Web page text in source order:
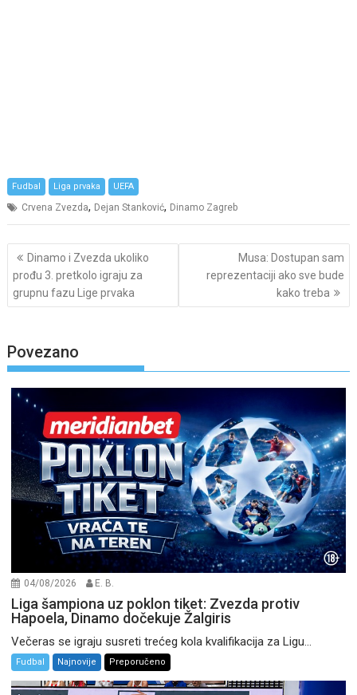
Fudbal Liga prvaka UEFA
Crvena Zvezda, Dejan Stanković, Dinamo Zagreb
Post
navigation
Dinamo i Zvezda ukoliko
prođu 3. pretkolo igraju za
grupnu fazu Lige prvaka
Musa: Dostupan sam
reprezentaciji ako sve bude
kako treba
Povezano
04/08/2026 E. B.
Liga šampiona uz poklon tiket: Zvezda protiv
Hapoela, Dinamo dočekuje Žalgiris
Večeras se igraju susreti trećeg kola kvalifikacija za Ligu...
Fudbal Najnovije Preporučeno